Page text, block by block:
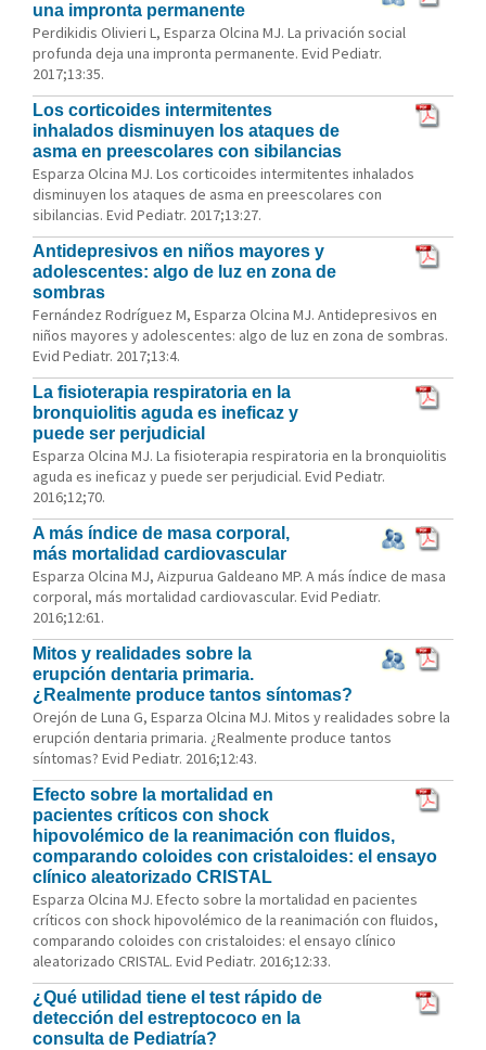
una impronta permanente
Perdikidis Olivieri L, Esparza Olcina MJ. La privación social
profunda deja una impronta permanente. Evid Pediatr.
2017;13:35.
Los corticoides intermitentes
inhalados disminuyen los ataques de
asma en preescolares con sibilancias
Esparza Olcina MJ. Los corticoides intermitentes inhalados
disminuyen los ataques de asma en preescolares con
sibilancias. Evid Pediatr. 2017;13:27.
Antidepresivos en niños mayores y
adolescentes: algo de luz en zona de
sombras
Fernández Rodríguez M, Esparza Olcina MJ. Antidepresivos en
niños mayores y adolescentes: algo de luz en zona de sombras.
Evid Pediatr. 2017;13:4.
La fisioterapia respiratoria en la
bronquiolitis aguda es ineficaz y
puede ser perjudicial
Esparza Olcina MJ. La fisioterapia respiratoria en la bronquiolitis
aguda es ineficaz y puede ser perjudicial. Evid Pediatr.
2016;12;70.
A más índice de masa corporal,
más mortalidad cardiovascular
Esparza Olcina MJ, Aizpurua Galdeano MP. A más índice de masa
corporal, más mortalidad cardiovascular. Evid Pediatr.
2016;12:61.
Mitos y realidades sobre la
erupción dentaria primaria.
¿Realmente produce tantos síntomas?
Orejón de Luna G, Esparza Olcina MJ. Mitos y realidades sobre la
erupción dentaria primaria. ¿Realmente produce tantos
síntomas? Evid Pediatr. 2016;12:43.
Efecto sobre la mortalidad en
pacientes críticos con shock
hipovolémico de la reanimación con fluidos,
comparando coloides con cristaloides: el ensayo
clínico aleatorizado CRISTAL
Esparza Olcina MJ. Efecto sobre la mortalidad en pacientes
críticos con shock hipovolémico de la reanimación con fluidos,
comparando coloides con cristaloides: el ensayo clínico
aleatorizado CRISTAL. Evid Pediatr. 2016;12:33.
¿Qué utilidad tiene el test rápido de
detección del estreptococo en la
consulta de Pediatría?